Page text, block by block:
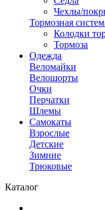
Чехлы/
Тормозная
Колодки
Тормоза
Одежда
Веломайки
Велошорты
Очки
Перчатки
Шлемы
Самокаты
Взрослые
Детские
Зимние
Трюковые
Каталог